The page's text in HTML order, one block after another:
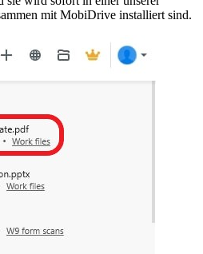
mit MobiDrive installiert sind.